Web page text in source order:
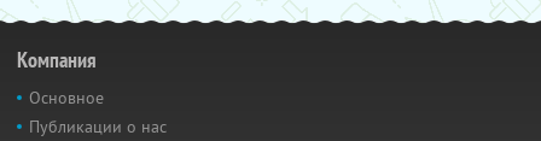
Компания
Основное
Публикации о нас